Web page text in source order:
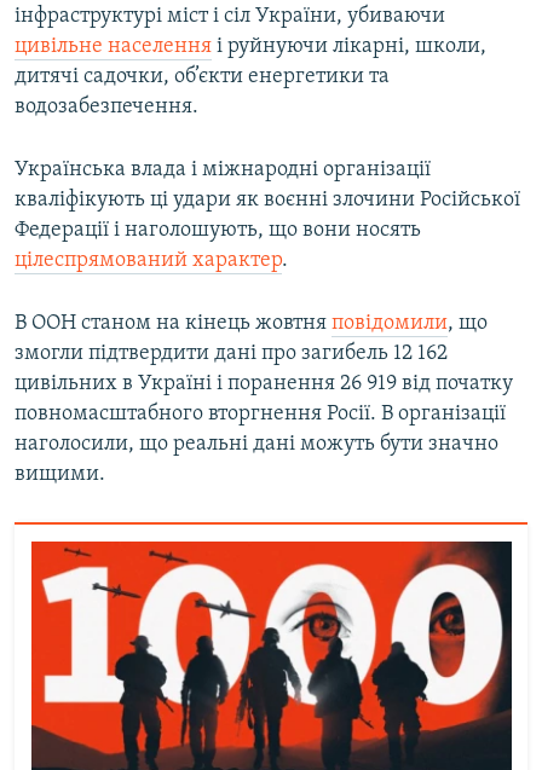
інфраструктурі міст і сіл України, убиваючи
цивільне населення і руйнуючи лікарні, школи,
дитячі садочки, об’єкти енергетики та
водозабезпечення.
Українська влада і міжнародні організації
кваліфікують ці удари як воєнні злочини Російської
Федерації і наголошують, що вони носять
цілеспрямований характер.
В ООН станом на кінець жовтня повідомили, що
змогли підтвердити дані про загибель 12 162
цивільних в Україні і поранення 26 919 від початку
повномасштабного вторгнення Росії. В організації
наголосили, що реальні дані можуть бути значно
вищими.